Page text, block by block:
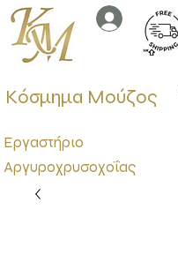
Εργαστήριο
Αργυροχρυσοχοΐας
Κόσμημα Μούζος